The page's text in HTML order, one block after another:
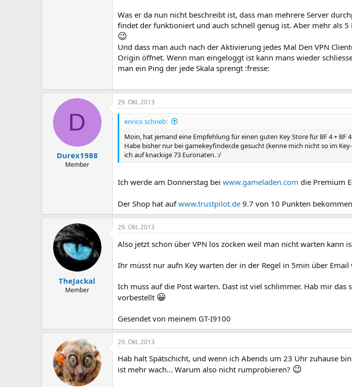
Was er da nun nicht beschreibt ist, dass man mehrere Server
findet der funktioniert und auch schnell genug ist. Aber mehr als
😉
Und dass man auch nach der Aktivierung jedes Mal Den VPN
Origin öffnet. Wenn man eingeloggt ist kann mans wieder
man ein Ping der jede Skala sprengt :fresse:
D
Durex1988
Member
29. Okt. 2013
enrico schrieb:
Moin, hat jemand eine Empfehlung für einen guten Key Store für BF 4 + BF
Habe bisher nur bei gamekeyfinder.de gesucht (kenne mich nicht so im
ich auf knackige 73 Euronaten. :/
Ich werde am Donnerstag bei www.gameladen.com die Premium
Der Shop hat aufwww.trustpilot.de 9.7 von 10 Punkten
TheJackal
Member
29. Okt. 2013
Also jetzt schon über VPN los zocken weil man nicht warten kann
Ihr müsst nur aufn Key warten der in der Regel in 5min über Email
Ich muss auf die Post warten. Dast ist viel schlimmer. Hab mir das
vorbestellt 😀
Gesendet von meinem GT-I9100
29. Okt. 2013
Hab halt Spätschicht, und wenn ich Abends um 23 Uhr zuhause
ist mehr wach... Warum also nicht rumprobieren? 😉